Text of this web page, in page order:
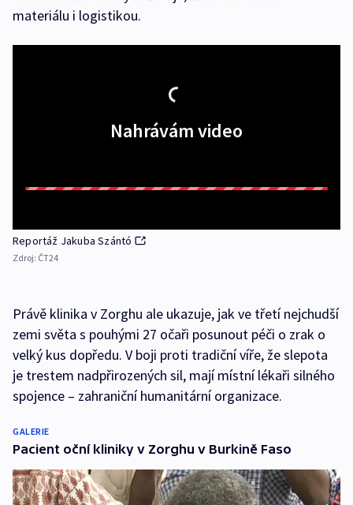
materiálu i logistikou.
Nahrávám video
Reportáž Jakuba Szántó
Zdroj: ČT24
Právě klinika v Zorghu ale ukazuje, jak ve třetí nejchudší
zemi světa s pouhými 27 očaři posunout péči o zrak o
velký kus dopředu. V boji proti tradiční víře, že slepota
je trestem nadpřirozených sil, mají místní lékaři silného
spojence – zahraniční humanitární organizace.
GALERIE
Pacient oční kliniky v Zorghu v Burkině Faso